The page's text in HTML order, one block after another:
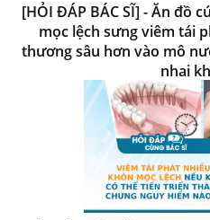
[HỎI ĐÁP BÁC SĨ] - Ăn đồ
mọc lệch sưng viêm tái
thương sâu hơn vào mô
nhai